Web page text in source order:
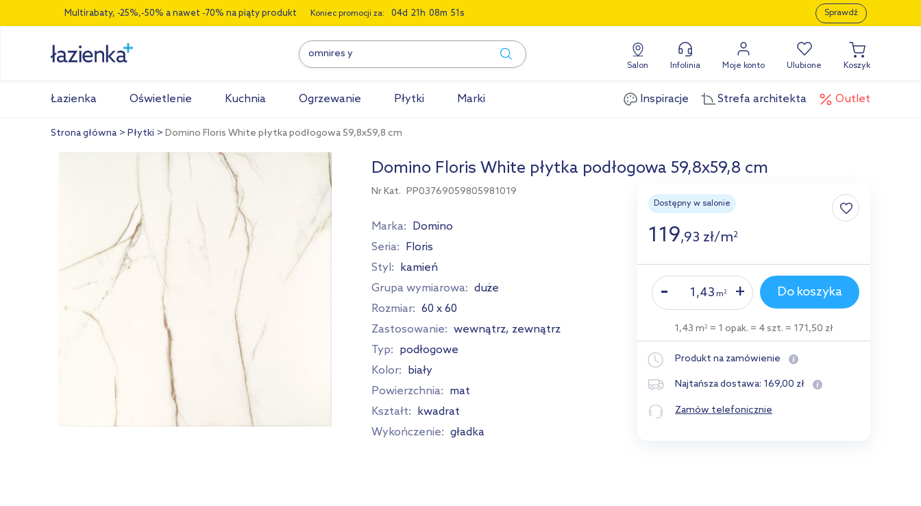
Multirabaty, -25%,-50% a nawet -70% na piąty produkt Koniec promocji za: 04 21 08 50 Sprawdź
Salon Infolinia Moje konto Ulubione Koszyk
Łazienka Oświetlenie Kuchnia Ogrzewanie Płytki Marki Inspiracje Strefa architekta Outlet
Strona główna Płytki Domino Floris White płytka podłogowa 59,8x59,8 cm
Domino Floris White płytka podłogowa 59,8x59,8 cm
Nr Kat. PP03769059805981019
Marka: Domino
Seria: Floris
Styl: kamień
Grupa wymiarowa: duże
Rozmiar: 60 x 60
Zastosowanie: wewnątrz, zewnątrz
Typ: podłogowe
Kolor: biały
Powierzchnia: mat
Kształt: kwadrat
Wykończenie: gładka
Dostępny w salonie
119,93 zł/m2
m2
1,43 m2 = 1 opak. = 4 szt. = 171,50 zł
Do koszyka
Produkt na zamówienie
Najtańsza dostawa: 169,00 zł
Zamów telefonicznie